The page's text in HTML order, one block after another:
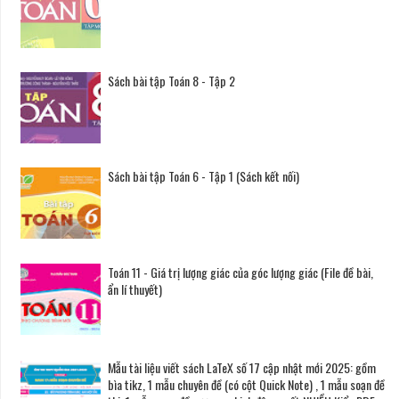
Sách bài tập Toán 8 - Tập 2
Sách bài tập Toán 6 - Tập 1 (Sách kết nối)
Toán 11 - Giá trị lượng giác của góc lượng giác (File đề bài,
ẩn lí thuyết)
Mẫu tài liệu viết sách LaTeX số 17 cập nhật mới 2025: gồm
bìa tikz, 1 mẫu chuyên đề (có cột Quick Note) , 1 mẫu soạn đề